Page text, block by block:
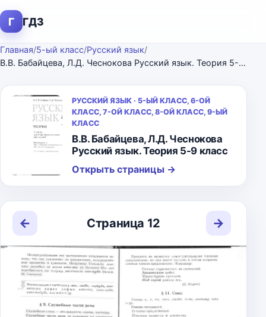
Г ГДЗ
Главная/5-ый класс/Русский язык/
В.В. Бабайцева, Л.Д. Чеснокова Русский язык. Теория 5-9 класс
РУССКИЙ ЯЗЫК · 5-ЫЙ КЛАСС, 6-ОЙ
КЛАСС, 7-ОЙ КЛАСС, 8-ОЙ КЛАСС, 9-ЫЙ
КЛАСС
В.В. Бабайцева, Л.Д. Чеснокова
Русский язык. Теория 5-9 класс
Открыть страницы →
← Страница 12 →